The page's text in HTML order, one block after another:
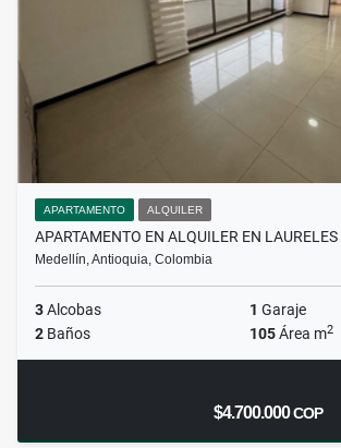
APARTAMENTO ALQUILER
APARTAMENTO EN ALQUILER EN LAURELES
Medellín, Antioquia, Colombia
3Alcobas 1 Garaje
2 Baños 105Área m2
$4.700.000COP